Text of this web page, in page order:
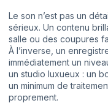
Le son n’est pas un
sérieux. Un contenu
salle ou des coupures
À l’inverse, un
immédiatement un
un studio luxueux : un
un minimum de
proprement.